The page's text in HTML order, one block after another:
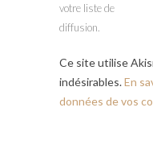
votre liste de
diffusion.
Ce site utilise
indésirables.En
données de vos